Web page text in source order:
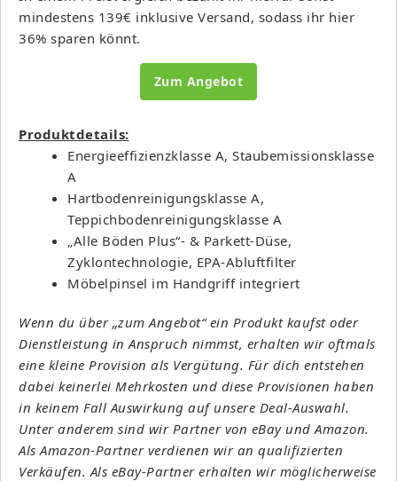
mindestens 139€ inklusive Versand, sodass ihr hier
36% sparen könnt.
Zum Angebot
Produktdetails:
Energieeffizienzklasse A, Staubemissionsklasse
A
Hartbodenreinigungsklasse A,
Teppichbodenreinigungsklasse A
„Alle Böden Plus“- & Parkett-Düse,
Zyklontechnologie, EPA-Abluftfilter
Möbelpinsel im Handgriff integriert
Wenn du über „zum Angebot“ ein Produkt kaufst oder
Dienstleistung in Anspruch nimmst, erhalten wir oftmals
eine kleine Provision als Vergütung. Für dich entstehen
dabei keinerlei Mehrkosten und diese Provisionen haben
in keinem Fall Auswirkung auf unsere Deal-Auswahl.
Unter anderem sind wir Partner von eBay und Amazon.
Als Amazon-Partner verdienen wir an qualifizierten
Verkäufen. Als eBay-Partner erhalten wir möglicherweise